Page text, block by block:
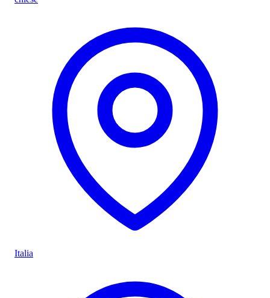
Italia